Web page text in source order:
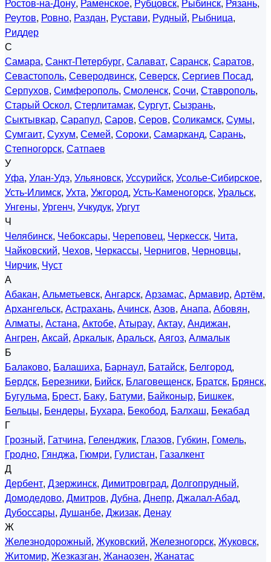
Реутов, Ровно, Раздан, Рустави, Рудный, Рыбница,
Риддер
С
Самара, Санкт-Петербург, Салават, Саранск, Саратов,
Севастополь, Северодвинск, Северск, Сергиев Посад,
Серпухов, Симферополь, Смоленск, Сочи, Ставрополь,
Старый Оскол, Стерлитамак, Сургут, Сызрань,
Сыктывкар, Сарапул, Саров, Серов, Соликамск, Сумы,
Сумгаит, Сухум, Семей, Сороки, Самарканд, Сарань,
Степногорск, Сатпаев
У
Уфа, Улан-Удэ, Ульяновск, Уссурийск, Усолье-Сибирское,
Усть-Илимск, Ухта, Ужгород, Усть-Каменогорск, Уральск,
Унгены, Ургенч, Учкудук, Ургут
Ч
Челябинск, Чебоксары, Череповец, Черкесск, Чита,
Чайковский, Чехов, Черкассы, Чернигов, Черновцы,
Чирчик, Чуст
А
Абакан, Альметьевск, Ангарск, Арзамас, Армавир, Артём,
Архангельск, Астрахань, Ачинск, Азов, Анапа, Абовян,
Алматы, Астана, Актобе, Атырау, Актау, Андижан,
Ангрен, Аксай, Аркалык, Аральск, Аягоз, Алмалык
Б
Балаково, Балашиха, Барнаул, Батайск, Белгород,
Бердск, Березники, Бийск, Благовещенск, Братск, Брянск,
Бугульма, Брест, Баку, Батуми, Байконыр, Бишкек,
Бельцы, Бендеры, Бухара, Бекобод, Балхаш, Бекабад
Г
Грозный, Гатчина, Геленджик, Глазов, Губкин, Гомель,
Гродно, Гянджа, Гюмри, Гулистан, Газалкент
Д
Дербент, Дзержинск, Димитровград, Долгопрудный,
Домодедово, Дмитров, Дубна, Днепр, Джалал-Абад,
Дубоссары, Душанбе, Джизак, Денау
Ж
Железнодорожный, Жуковский, Железногорск, Жуковск,
Житомир, Жезказган, Жанаозен, Жанатас